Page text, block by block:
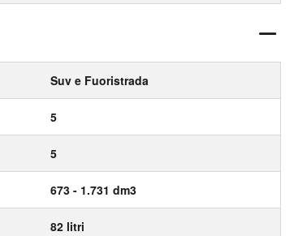
Suv e Fuoristrada
5
5
673 - 1.731 dm3
82 litri